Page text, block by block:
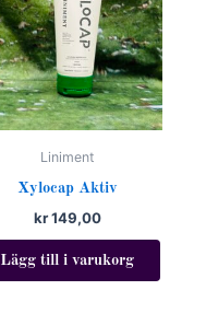
Liniment
Xylocap Aktiv
kr149,00
Lägg till i varukorg